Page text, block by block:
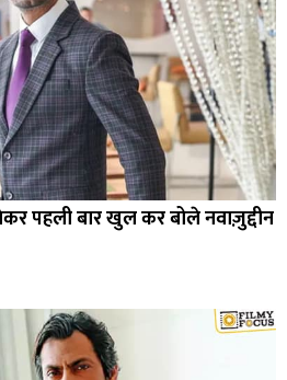
पहली बार खुल कर बोले नवाज़ुद्दीन